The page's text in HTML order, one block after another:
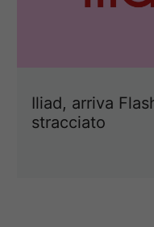
Iliad, arriva
stracciato